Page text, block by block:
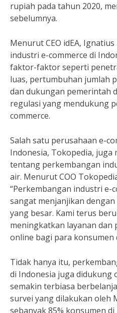
rupiah pada tahun 2020,
sebelumnya.
Menurut CEO idEA,
industri e-commerce di
faktor-faktor seperti
luas, pertumbuhan jumlah
dan dukungan pemerintah
regulasi yang mendukung
commerce.
Salah satu perusahaan e-
Indonesia, Tokopedia, juga
tentang perkembangan
air. Menurut COO
“Perkembangan industri e-
sangat menjanjikan
yang besar. Kami terus
meningkatkan layanan dan
online bagi para konsumen
Tidak hanya itu,
di Indonesia juga didukung
semakin terbiasa
survei yang dilakukan oleh
sebanyak 85% konsumen